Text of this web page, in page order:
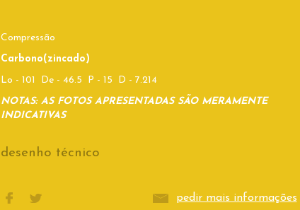
Compressão
Carbono(zincado)
Lo - 101 De - 46.5 P - 15 D - 7.214
NOTAS: AS FOTOS APRESENTADAS SÃO MERAMENTE
INDICATIVAS
desenho técnico
pedir mais informações